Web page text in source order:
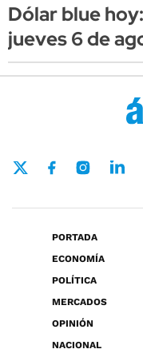
Dólar blue
jueves 6 de
PORTADA
ECONOMÍA
POLÍTICA
MERCADOS
OPINIÓN
NACIONAL